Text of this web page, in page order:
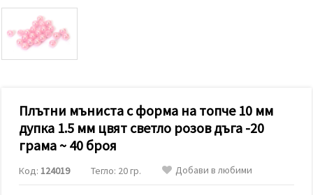
релевантно
съдържание
и реклами,
включително
с помощта
маркетинг.
Можеш да
съгласиш
използваме
всички
Плътни мъниста с форма на топче 10 мм
дупка 1.5 мм цвят светло розов дъга -20
грама ~ 40 броя
Код: 124019 Тегло: 20 гр. Добави в любими